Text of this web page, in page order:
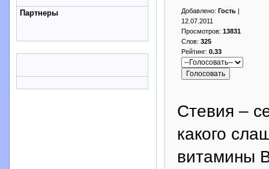
Партнеры Добавлено: Гость |
12.07.2011
Просмотров: 13831
Слов: 325
Рейтинг: 0.33
Стевия –
какого
витамины